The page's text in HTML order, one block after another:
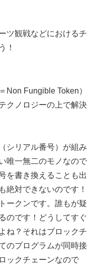
ツ観戦などにおけるチ
！
Non Fungible Token）
クノロジーの上で解決
シリアル番号）が組み
唯一無二のモノなので
を書き換えることも出
絶対できないのです！
ークンです。誰もが疑
のです！どうしてすぐ
ね？それはブロックチ
のプログラムが同時接
ックチェーンなので